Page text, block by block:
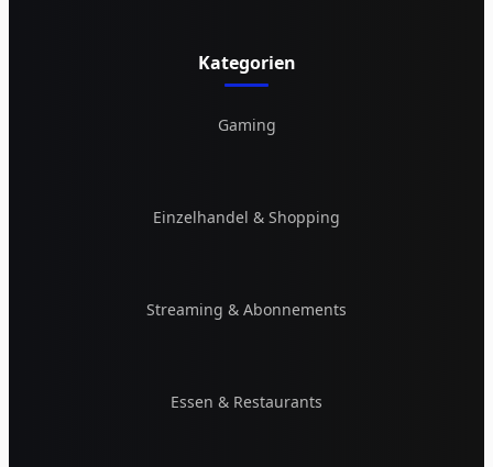
Kategorien
Gaming
Einzelhandel & Shopping
Streaming & Abonnements
Essen & Restaurants